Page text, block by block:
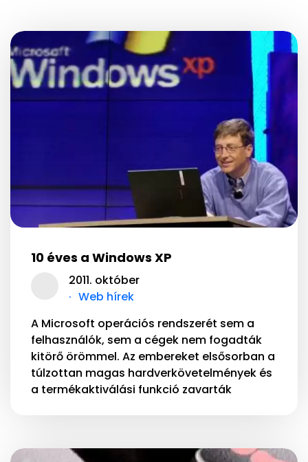
10 éves a Windows XP
2011. október
Web hírek
A Microsoft operációs rendszerét sem a
felhasználók, sem a cégek nem fogadták
kitörő örömmel. Az embereket elsősorban a
túlzottan magas hardverkövetelmények és
a termékaktiválási funkció zavarták